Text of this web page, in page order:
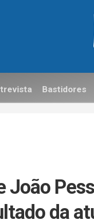
Bastidores
João
da